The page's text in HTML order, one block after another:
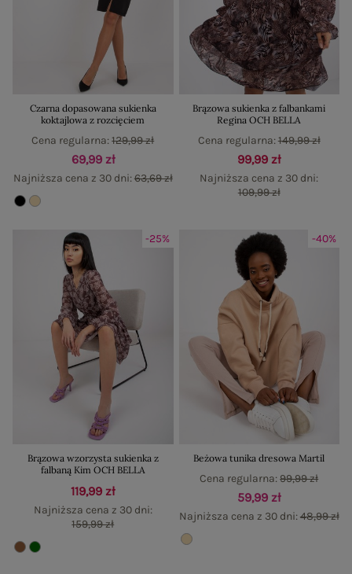
Czarna dopasowana sukienka
koktajlowa z rozcięciem
69,99 zł
Najniższa cena z 30 dni:63,69 zł
Cena regularna:129,99 zł
Brązowa sukienka z falbankami
Regina OCH BELLA
99,99 zł
Najniższa cena z 30 dni:
109,99 zł
Cena regularna:149,99 zł
-25%
Brązowa wzorzysta sukienka z
falbaną Kim OCH BELLA
119,99 zł
Najniższa cena z 30 dni:
159,99 zł
-40%
Beżowa tunika dresowa Martil
59,99 zł
Najniższa cena z 30 dni:48,99 zł
Cena regularna:99,99 zł